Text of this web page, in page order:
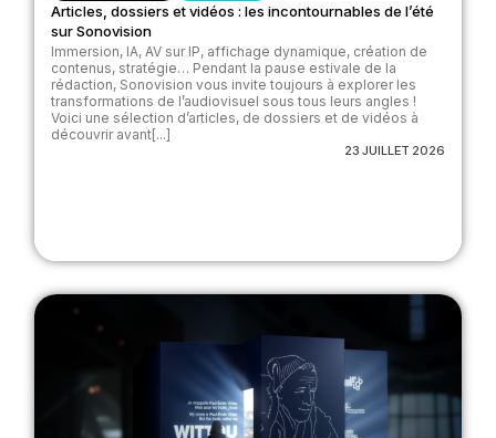
Articles, dossiers et vidéos : les incontournables de l’été
sur Sonovision
Immersion, IA, AV sur IP, affichage dynamique, création de
contenus, stratégie… Pendant la pause estivale de la
rédaction, Sonovision vous invite toujours à explorer les
transformations de l’audiovisuel sous tous leurs angles !
Voici une sélection d’articles, de dossiers et de vidéos à
découvrir avant[...]
23 JUILLET 2026